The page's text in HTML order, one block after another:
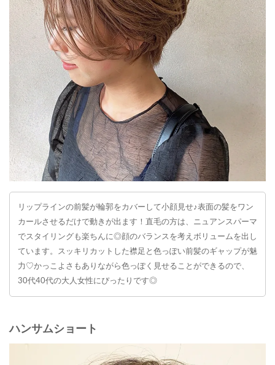
リップラインの前髪が輪郭をカバーして小顔見せ♪表面の髪をワン
カールさせるだけで動きが出ます！直毛の方は、ニュアンスパーマ
でスタイリングも楽ちんに◎顔のバランスを考えボリュームを出し
ています。スッキリカットした襟足と色っぽい前髪のギャップが魅
力♡かっこよさもありながら色っぽく見せることができるので、
30代40代の大人女性にぴったりです◎
ハンサムショート